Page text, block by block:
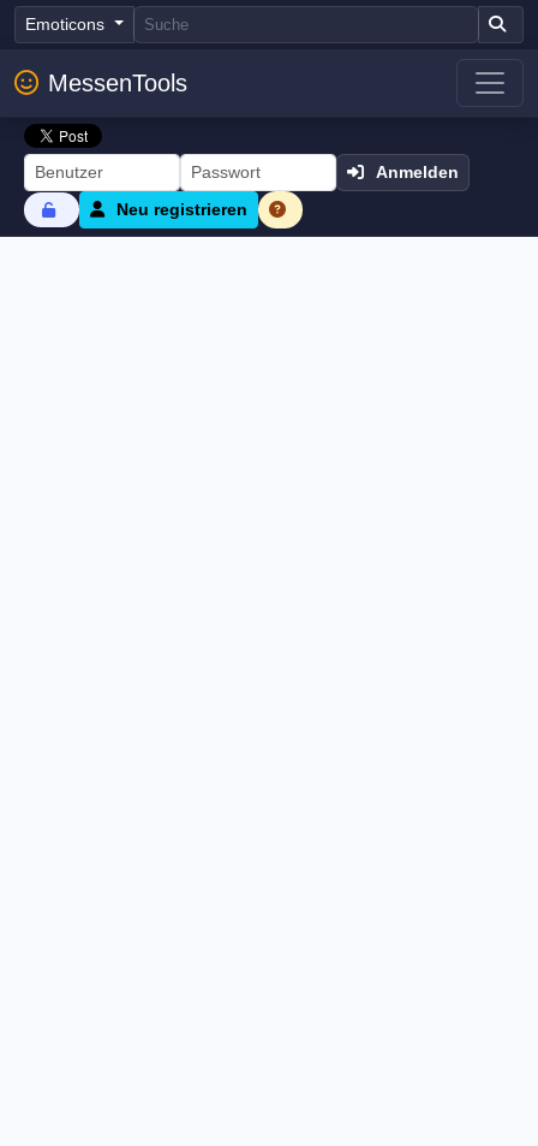
Emoticons
MessenTools
Anmelden
Neu registrieren